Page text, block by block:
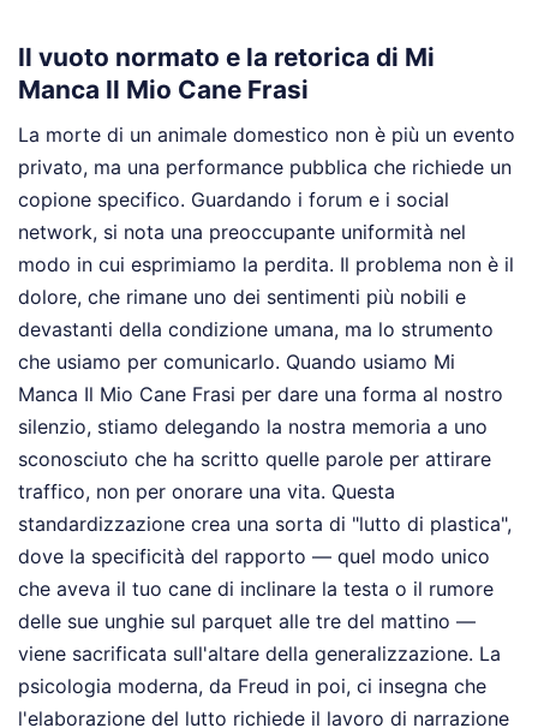
Il vuoto normato e la retorica di Mi
Manca Il Mio Cane Frasi
La morte di un animale domestico non è più un evento
privato, ma una performance pubblica che richiede un
copione specifico. Guardando i forum e i social
network, si nota una preoccupante uniformità nel
modo in cui esprimiamo la perdita. Il problema non è il
dolore, che rimane uno dei sentimenti più nobili e
devastanti della condizione umana, ma lo strumento
che usiamo per comunicarlo. Quando usiamo Mi
Manca Il Mio Cane Frasi per dare una forma al nostro
silenzio, stiamo delegando la nostra memoria a uno
sconosciuto che ha scritto quelle parole per attirare
traffico, non per onorare una vita. Questa
standardizzazione crea una sorta di "lutto di plastica",
dove la specificità del rapporto — quel modo unico
che aveva il tuo cane di inclinare la testa o il rumore
delle sue unghie sul parquet alle tre del mattino —
viene sacrificata sull'altare della generalizzazione. La
psicologia moderna, da Freud in poi, ci insegna che
l'elaborazione del lutto richiede il lavoro di narrazione